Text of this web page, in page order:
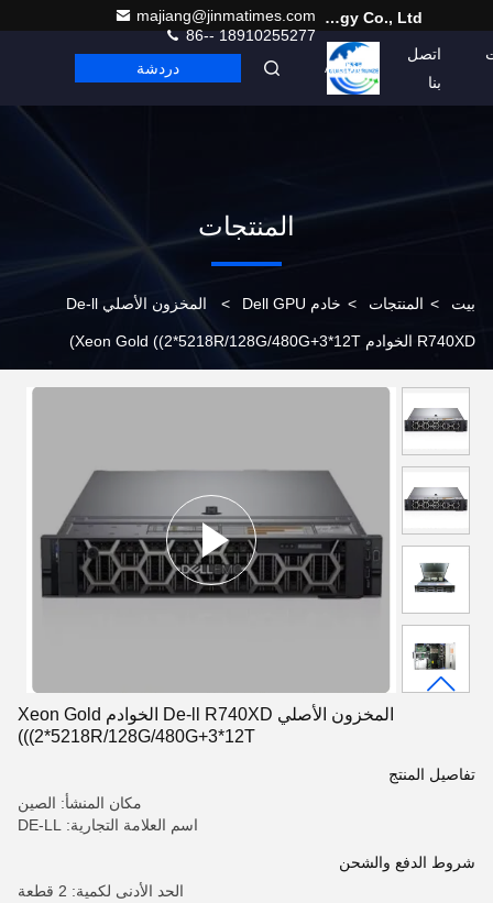
Beijing Guangtian Runze Technology Co., Ltd.
majiang@jinmatimes.com
86-- 18910255277
اتصل
بنا
Arabic دردشة
المنتجات
بيت > المنتجات > خادم Dell GPU > المخزون الأصلي De-ll
R740XD الخوادم Xeon Gold ((2*5218R/128G/480G+3*12T)
المخزون الأصلي De-ll R740XD الخوادم Xeon Gold
((2*5218R/128G/480G+3*12T)
تفاصيل المنتج
مكان المنشأ: الصين
اسم العلامة التجارية: DE-LL
شروط الدفع والشحن
الحد الأدنى لكمية: 2 قطعة